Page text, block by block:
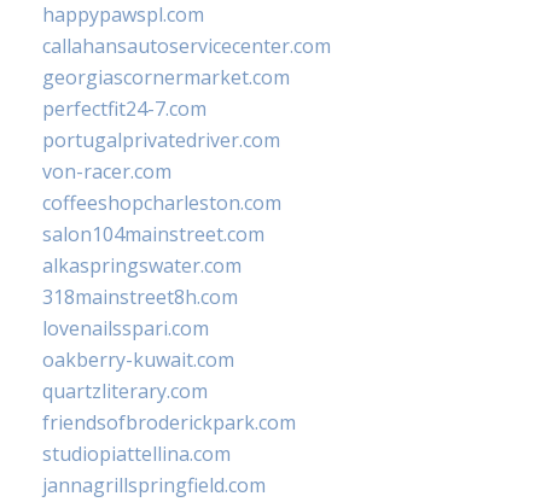
happypawspl.com
callahansautoservicecenter.com
georgiascornermarket.com
perfectfit24-7.com
portugalprivatedriver.com
von-racer.com
coffeeshopcharleston.com
salon104mainstreet.com
alkaspringswater.com
318mainstreet8h.com
lovenailsspari.com
oakberry-kuwait.com
quartzliterary.com
friendsofbroderickpark.com
studiopiattellina.com
jannagrillspringfield.com